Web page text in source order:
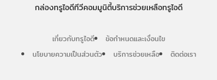
กล่องทรูไอดีทีวีคอมมูนิตี้บริการช่วยเหลือทรูไอดี
เกี่ยวกับทรูไอดี
ข้อกำหนดและเงื่อนไข
นโยบายความเป็นส่วนตัว
บริการช่วยเหลือ ติดต่อเรา